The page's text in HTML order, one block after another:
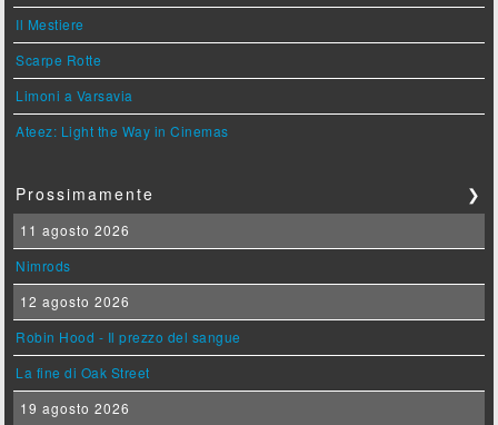
Il Mestiere
Scarpe Rotte
Limoni a Varsavia
Ateez: Light the Way in Cinemas
Prossimamente ❯
11 agosto 2026
Nimrods
12 agosto 2026
Robin Hood - Il prezzo del sangue
La fine di Oak Street
19 agosto 2026